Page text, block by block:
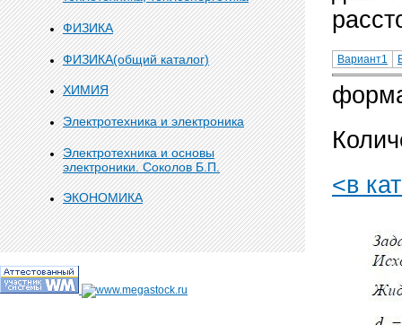
ФИЗИКА
ФИЗИКА(общий каталог)
ХИМИЯ
Электротехника и электроника
Электротехника и основы
электроники. Соколов Б.П.
ЭКОНОМИКА
Вариант1
<в